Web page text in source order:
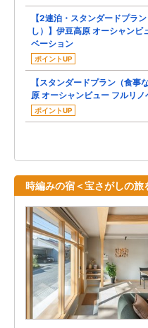
【2連泊・スタンダードプラ
し）】伊豆高原 オーシャンビ
ベーション
ポイントUP
【スタンダードプラン（食事
原 オーシャンビュー フルリノ
ポイントUP
時編みの宿＜宝さがしの旅